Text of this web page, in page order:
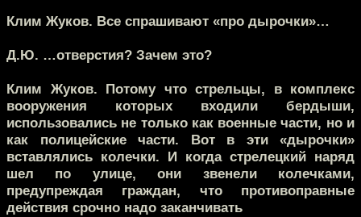
Клим Жуков. Все спрашивают «про дырочки»…
Д.Ю. …отверстия? Зачем это?
Клим Жуков. Потому что стрельцы, в комплекс
вооружения которых входили бердыши,
использовались не только как военные части, но и
как полицейские части. Вот в эти «дырочки»
вставлялись колечки. И когда стрелецкий наряд
шел по улице, они звенели колечками,
предупреждая граждан, что противоправные
действия срочно надо заканчивать